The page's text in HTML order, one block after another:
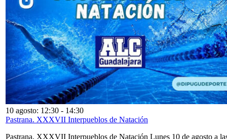
10 agosto: 12:30 - 14:30
Pastrana. XXXVII Interpueblos de Natación
Pastrana. XXXVII Interpueblos de Natación Lunes 10 de agosto a